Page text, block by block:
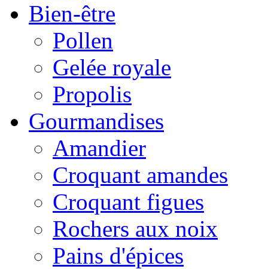
Bien-être
Pollen
Gelée royale
Propolis
Gourmandises
Amandier
Croquant amandes
Croquant figues
Rochers aux noix
Pains d'épices